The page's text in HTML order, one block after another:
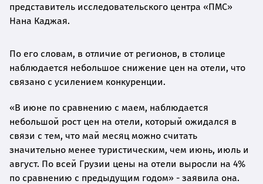
представитель исследовательского центра «ПМС»
Нана Каджая.
По его словам, в отличие от регионов, в столице
наблюдается небольшое снижение цен на отели, что
связано с усилением конкуренции.
«В июне по сравнению с маем, наблюдается
небольшой рост цен на отели, который ожидался в
связи с тем, что май месяц можно считать
значительно менее туристическим, чем июнь, июль и
август. По всей Грузии цены на отели выросли на 4%
по сравнению с предыдущим годом» - заявила она.